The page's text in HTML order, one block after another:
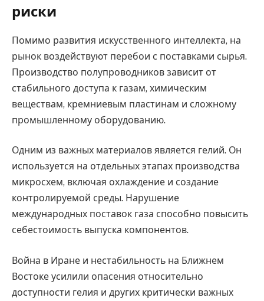
риски
Помимо развития искусственного интеллекта, на
рынок воздействуют перебои с поставками сырья.
Производство полупроводников зависит от
стабильного доступа к газам, химическим
веществам, кремниевым пластинам и сложному
промышленному оборудованию.
Одним из важных материалов является гелий. Он
используется на отдельных этапах производства
микросхем, включая охлаждение и создание
контролируемой среды. Нарушение
международных поставок газа способно повысить
себестоимость выпуска компонентов.
Война в Иране и нестабильность на Ближнем
Востоке усилили опасения относительно
доступности гелия и других критически важных